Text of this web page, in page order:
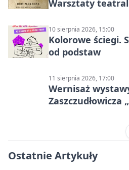
Warsztaty
10 sierpnia 2026, 15:00
Kolorowe ściegi.
od podstaw
11 sierpnia 2026, 17:00
Wernisaż
Zaszczudłowicza
Ostatnie Artykuły